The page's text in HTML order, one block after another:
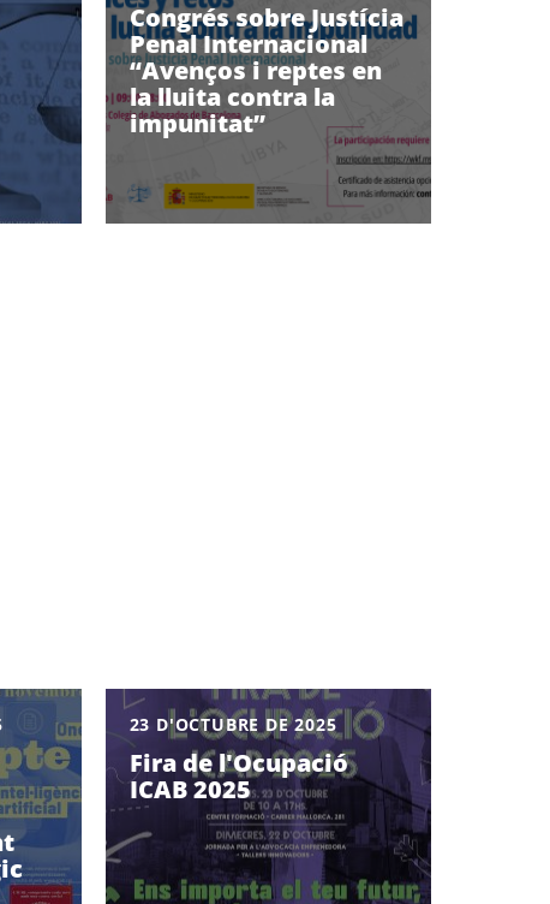
Congrés sobre Justícia
Penal Internacional
“Avenços i reptes en
la lluita contra la
impunitat”
23 D'OCTUBRE DE 2025
Fira de l'Ocupació
ICAB 2025